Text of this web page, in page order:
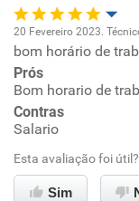
Oportunidade de
Ambiente de
Benefícios
20 Fevereiro 2023.
bom horário de
Prós
Bom horario de
Contras
Salario
Esta avaliação foi útil?
Sim